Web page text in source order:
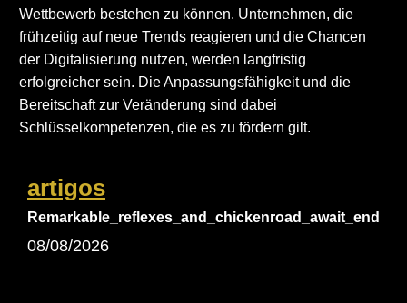
Wettbewerb bestehen zu können. Unternehmen, die
frühzeitig auf neue Trends reagieren und die Chancen
der Digitalisierung nutzen, werden langfristig
erfolgreicher sein. Die Anpassungsfähigkeit und die
Bereitschaft zur Veränderung sind dabei
Schlüsselkompetenzen, die es zu fördern gilt.
artigos
08/08/2026